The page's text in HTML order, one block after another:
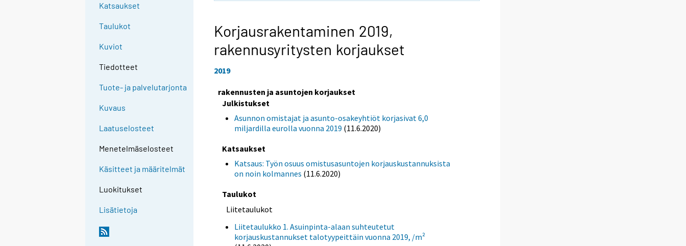
Katsaukset
Taulukot
Kuviot
Tiedotteet
Tuote- ja palvelutarjonta
Kuvaus
Laatuselosteet
Menetelmäselosteet
Käsitteet ja määritelmät
Luokitukset
Lisätietoja
Korjausrakentaminen 2019,
rakennusyritysten korjaukset
2019
rakennusten ja asuntojen korjaukset
Julkistukset
Asunnon omistajat ja asunto-osakeyhtiöt korjasivat 6,0
miljardilla eurolla vuonna 2019 (11.6.2020)
Katsaukset
Katsaus: Työn osuus omistusasuntojen korjauskustannuksista
on noin kolmannes (11.6.2020)
Taulukot
Liitetaulukot
Liitetaulukko 1. Asuinpinta-alaan suhteutetut
korjauskustannukset talotyypeittäin vuonna 2019, /m²